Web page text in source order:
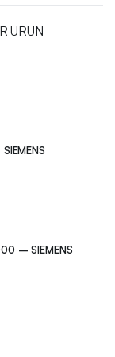
ÜRÜN
– SIEMENS